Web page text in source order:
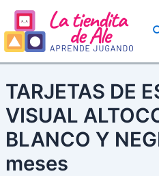
contenido
TARJETAS DE
VISUAL
BLANCO Y
meses